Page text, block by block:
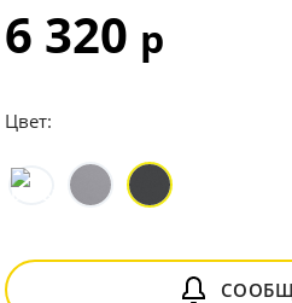
6 320 р
Цвет: